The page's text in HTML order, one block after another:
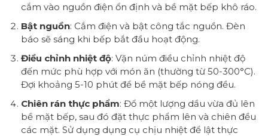
cắm vào nguồn điện ổn định và bề mặt bếp khô ráo.
Bật nguồn: Cắm điện và bật công tắc nguồn. Đèn
báo sẽ sáng khi bếp bắt đầu hoạt động.
Điều chỉnh nhiệt độ: Vặn núm điều chỉnh nhiệt độ
đến mức phù hợp với món ăn (thường từ 50-300°C).
Đợi khoảng 5-10 phút để bề mặt bếp nóng đều.
Chiên rán thực phẩm: Đổ một lượng dầu vừa đủ lên
bề mặt bếp, sau đó đặt thực phẩm lên và chiên đều
các mặt. Sử dụng dụng cụ chịu nhiệt để lật thực